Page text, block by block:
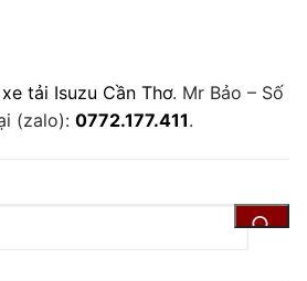
tải Isuzu Cần Thơ. Mr Bảo – Số
(zalo): 0772.177.411.